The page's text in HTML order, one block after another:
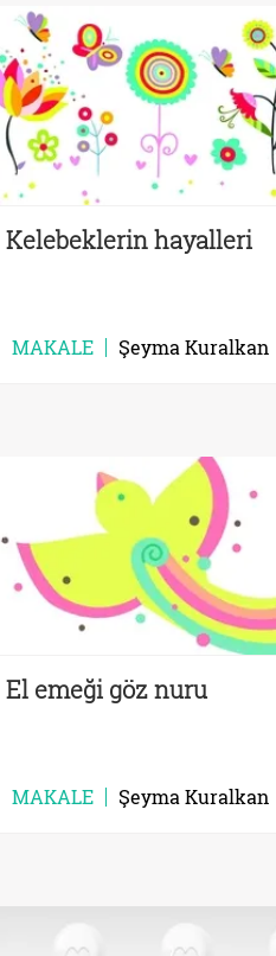
Kelebeklerin hayalleri
MAKALE Şeyma Kuralkan
El emeği göz nuru
MAKALE Şeyma Kuralkan